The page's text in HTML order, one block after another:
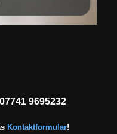
9695232
Kontaktformular!